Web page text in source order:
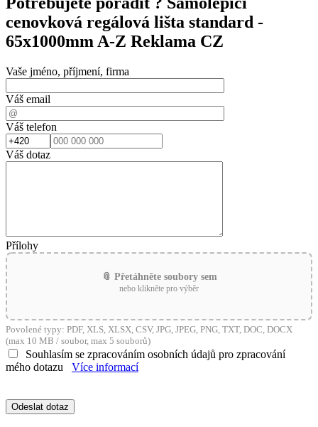
cenovková regálová lišta standard -
65x1000mm A-Z Reklama CZ
Vaše jméno, příjmení, firma
Váš email
Váš telefon
Váš dotaz
Přílohy
📎 Přetáhněte soubory sem
nebo klikněte pro výběr
Povolené typy: PDF, XLS, XLSX, CSV, JPG, JPEG, PNG, TXT, DOC, DOCX
(max 10 MB / soubor, max 5 souborů)
Souhlasím se zpracováním osobních údajů pro zpracování
mého dotazu
Více informací